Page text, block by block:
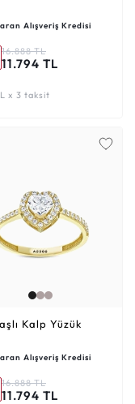
Alışveriş Kredisi
16.888 TL
11.794 TL
x 3 taksit
Kalp Yüzük
Alışveriş Kredisi
16.888 TL
11.794 TL